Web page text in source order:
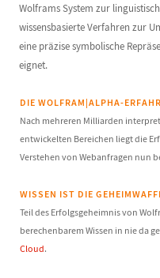
Wolframs System zur
wissensbasierte Verfahren zur
eine präzise symbolische
eignet.
DIE WOLFRAM|ALPHA-
Nach mehreren Milliarden
entwickelten Bereichen liegt die
Verstehen von Webanfragen nun
WISSEN IST DIE
Teil des Erfolgsgeheimnis von
berechenbarem Wissen in nie da
Cloud.